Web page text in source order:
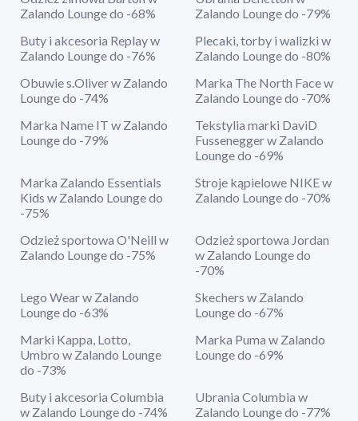
Zalando Lounge do -68%
Zalando Lounge do -79%
Buty i akcesoria Replay w
Zalando Lounge do -76%
Plecaki, torby i walizki w
Zalando Lounge do -80%
Obuwie s.Oliver w Zalando
Lounge do -74%
Marka The North Face w
Zalando Lounge do -70%
Marka Name IT w Zalando
Lounge do -79%
Tekstylia marki DaviD
Fussenegger w Zalando
Lounge do -69%
Marka Zalando Essentials
Kids w Zalando Lounge do
-75%
Stroje kąpielowe NIKE w
Zalando Lounge do -70%
Odzież sportowa O'Neill w
Zalando Lounge do -75%
Odzież sportowa Jordan
w Zalando Lounge do
-70%
Lego Wear w Zalando
Lounge do -63%
Skechers w Zalando
Lounge do -67%
Marki Kappa, Lotto,
Umbro w Zalando Lounge
do -73%
Marka Puma w Zalando
Lounge do -69%
Buty i akcesoria Columbia
w Zalando Lounge do -74%
Ubrania Columbia w
Zalando Lounge do -77%